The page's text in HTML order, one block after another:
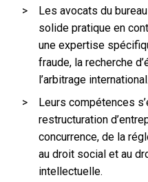
Les avocats du
solide pratique en
une expertise
fraude, la recherche
l’arbitrage international.
Leurs compétences
restructuration
concurrence, de la
au droit social et au
intellectuelle.